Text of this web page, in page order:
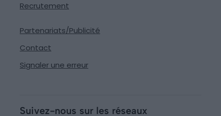
Recrutement
Partenariats/Publicité
Contact
Signaler une erreur
Suivez-nous sur les réseaux